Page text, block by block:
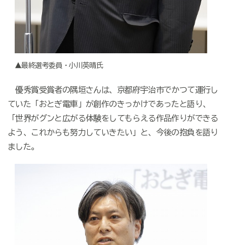
▲最終選考委員・小川英晴氏
優秀賞受賞者の隅垣さんは、京都府宇治市でかつて運行し
ていた「おとぎ電車」が創作のきっかけであったと語り、
「世界がグンと広がる体験をしてもらえる作品作りができる
よう、これからも努力していきたい」と、今後の抱負を語り
ました。